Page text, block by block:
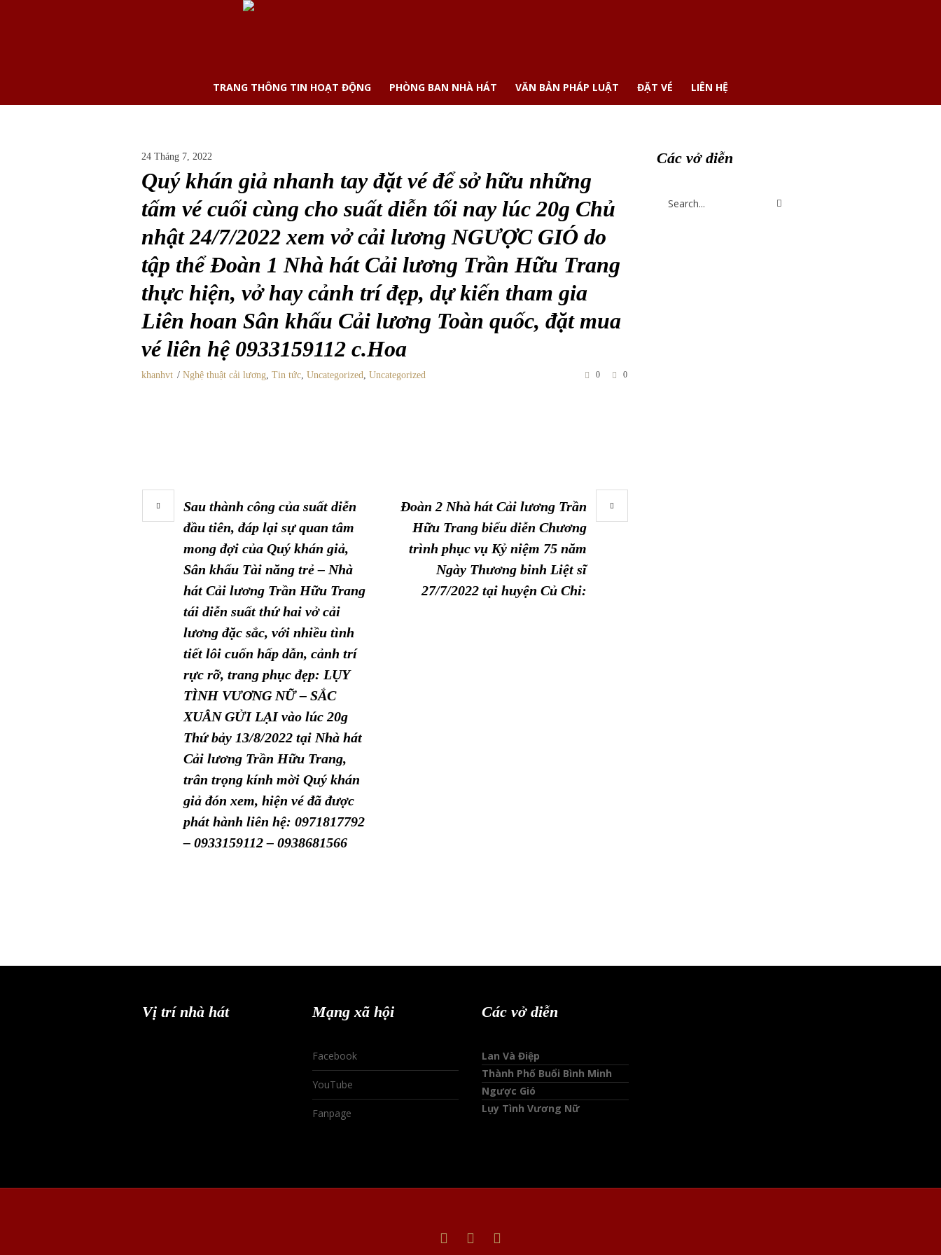
TRANG THÔNG TIN HOẠT ĐỘNG PHÒNG BAN NHÀ HÁT VĂN BẢN PHÁP LUẬT ĐẶT VÉ LIÊN HỆ
24 Tháng 7, 2022
Quý khán giả nhanh tay đặt vé để sở hữu những
tấm vé cuối cùng cho suất diễn tối nay lúc 20g Chủ
nhật 24/7/2022 xem vở cải lương NGƯỢC GIÓ do
tập thể Đoàn 1 Nhà hát Cải lương Trần Hữu Trang
thực hiện, vở hay cảnh trí đẹp, dự kiến tham gia
Liên hoan Sân khấu Cải lương Toàn quốc, đặt mua
vé liên hệ 0933159112 c.Hoa
khanhvt Nghệ thuật cải lương, Tin tức, Uncategorized, Uncategorized 0 0
Sau thành công của suất diễn
đầu tiên, đáp lại sự quan tâm
mong đợi của Quý khán giả,
Sân khấu Tài năng trẻ – Nhà
hát Cải lương Trần Hữu Trang
tái diễn suất thứ hai vở cải
lương đặc sắc, với nhiều tình
tiết lôi cuốn hấp dẫn, cảnh trí
rực rỡ, trang phục đẹp: LỤY
TÌNH VƯƠNG NỮ – SẮC
XUÂN GỬI LẠI vào lúc 20g
Thứ bảy 13/8/2022 tại Nhà hát
Cải lương Trần Hữu Trang,
trân trọng kính mời Quý khán
giả đón xem, hiện vé đã được
phát hành liên hệ: 0971817792
– 0933159112 – 0938681566
Đoàn 2 Nhà hát Cải lương Trần
Hữu Trang biểu diễn Chương
trình phục vụ Kỷ niệm 75 năm
Ngày Thương binh Liệt sĩ
27/7/2022 tại huyện Củ Chi:
Các vở diễn
Vị trí nhà hát Mạng xã hội
Facebook
YouTube
Fanpage
Các vở diễn
Lan Và Điệp
Thành Phố Buổi Bình Minh
Ngược Gió
Lụy Tình Vương Nữ